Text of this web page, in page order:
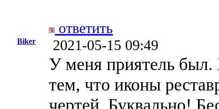
ответить
Biker 2021-05-15 09:49
У меня приятель
тем, что иконы